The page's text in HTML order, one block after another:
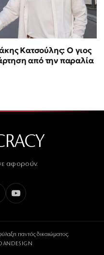
Κατσούλης: Ο γιος
από την παραλία
αφορούν.
παντός δικαιώματος.